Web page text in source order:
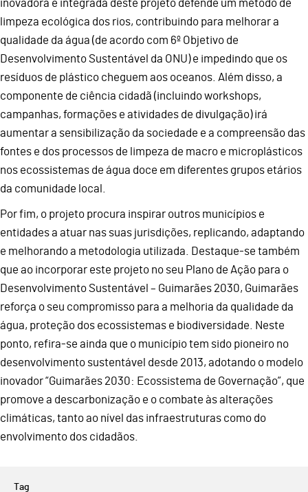
inovadora e integrada deste projeto defende um método de
limpeza ecológica dos rios, contribuindo para melhorar a
qualidade da água (de acordo com 6º Objetivo de
Desenvolvimento Sustentável da ONU) e impedindo que os
resíduos de plástico cheguem aos oceanos. Além disso, a
componente de ciência cidadã (incluindo workshops,
campanhas, formações e atividades de divulgação) irá
aumentar a sensibilização da sociedade e a compreensão das
fontes e dos processos de limpeza de macro e microplásticos
nos ecossistemas de água doce em diferentes grupos etários
da comunidade local.
Por fim, o projeto procura inspirar outros municípios e
entidades a atuar nas suas jurisdições, replicando, adaptando
e melhorando a metodologia utilizada. Destaque-se também
que ao incorporar este projeto no seu Plano de Ação para o
Desenvolvimento Sustentável – Guimarães 2030, Guimarães
reforça o seu compromisso para a melhoria da qualidade da
água, proteção dos ecossistemas e biodiversidade. Neste
ponto, refira-se ainda que o município tem sido pioneiro no
desenvolvimento sustentável desde 2013, adotando o modelo
inovador “Guimarães 2030: Ecossistema de Governação”, que
promove a descarbonização e o combate às alterações
climáticas, tanto ao nível das infraestruturas como do
envolvimento dos cidadãos.